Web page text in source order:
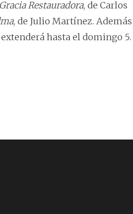
Gracia Restauradora, de Carlos
, de Julio Martínez. Además
hasta el domingo 5.